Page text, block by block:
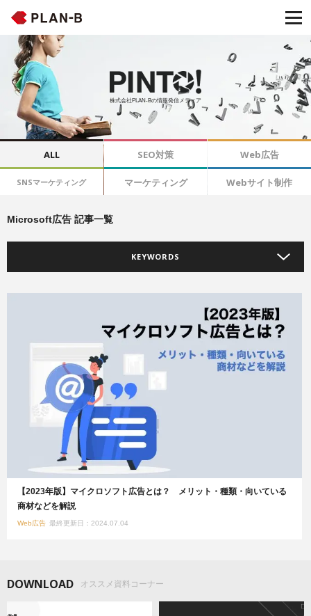
株式会社PLAN-Bの情報発信メディア
ALL SEO対策 Web広告
SNSマーケティング マーケティング Webサイト制作
Microsoft広告 記事一覧
KEYWORDS
【2023年版】マイクロソフト広告とは？ メリット・種類・向いている
商材などを解説
Web広告 最終更新日：2024.07.04
DOWNLOAD オススメ資料コーナー